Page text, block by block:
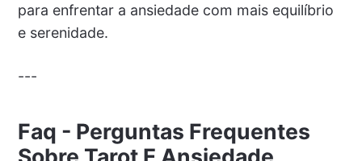
para enfrentar a ansiedade com mais equilíbrio
e serenidade.
---
Faq - Perguntas Frequentes
Sobre Tarot E Ansiedade